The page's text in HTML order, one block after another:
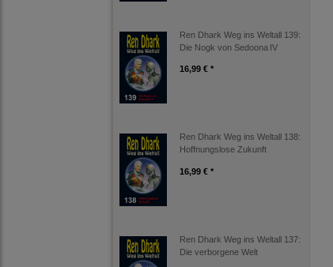
Ren Dhark Weg ins Weltall 139:
Die Nogk von Sedoona IV
16,99 € *
Ren Dhark Weg ins Weltall 138:
Hoffnungslose Zukunft
16,99 € *
Ren Dhark Weg ins Weltall 137:
Die verborgene Welt